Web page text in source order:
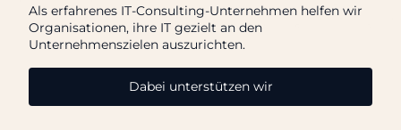
Unternehmen
Kontakt
Als erfahrenes IT-Consulting-Unternehmen helfen wir
Organisationen, ihre IT gezielt an den
Unternehmenszielen auszurichten.
Dabei unterstützen wir